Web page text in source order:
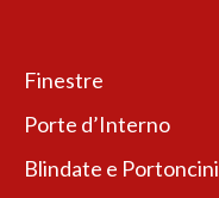
Finestre
Porte d’Interno
Blindate e Portoncini